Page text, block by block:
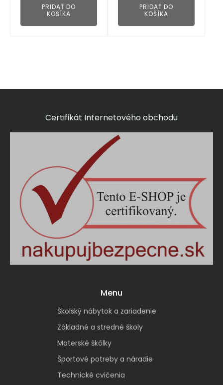
PRIDAŤ DO
KOŠÍKA
PRIDAŤ DO
KOŠÍKA
Certifikát Internetového obchodu
Menu
Školský nábytok a zariadenie
Základné a stredné školy
Materské škôlky
Športové potreby a náradie
Technické cvičenia